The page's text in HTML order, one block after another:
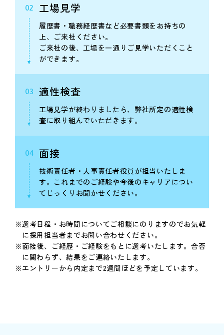
02 工場見学
履歴書・職務経歴書など必要書類をお持ちの
上、ご来社ください。
ご来社の後、工場を一通りご見学いただくこと
ができます。
03 適性検査
工場見学が終わりましたら、弊社所定の適性検
査に取り組んでいただきます。
04 面接
技術責任者・人事責任者役員が担当いたしま
す。これまでのご経験や今後のキャリアについ
てじっくりお聞かせください。
選考日程・お時間についてご相談にのりますのでお気軽
に採用担当者までお問い合わせください。
面接後、ご経歴・ご経験をもとに選考いたします。合否
に関わらず、結果をご連絡いたします。
エントリーから内定まで2週間ほどを予定しています。